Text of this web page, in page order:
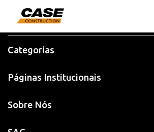
Categorias
Páginas Institucionais
Sobre Nós